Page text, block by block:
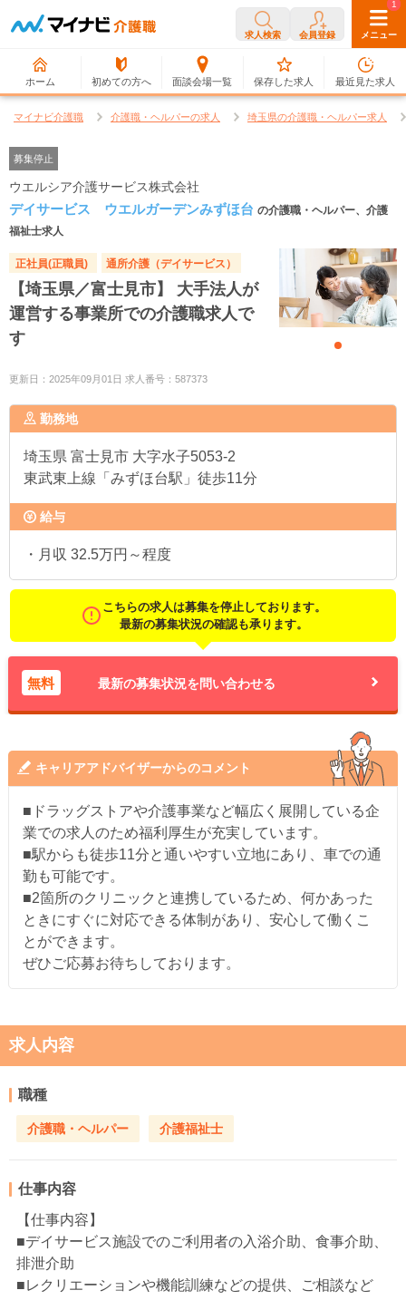
求人検索 会員登録 メニュー
ホーム 初めての方へ 面談会場一覧
0
保存した求人
1
最近見た求人
マイナビ介護職 介護職・ヘルパーの求人 埼玉県の介護職・ヘルパー求人
募集停止
ウエルシア介護サービス株式会社
デイサービス ウエルガーデンみずほ台 の介護職・ヘルパー、介護
福祉士求人
正社員(正職員) 通所介護（デイサービス）
【埼玉県／富士見市】 大手法人が
運営する事業所での介護職求人で
す
更新日：2025年09月01日 求人番号：587373
勤務地
埼玉県 富士見市 大字水子5053-2
東武東上線「みずほ台駅」徒歩11分
給与
・月収 32.5万円～程度
こちらの求人は募集を停止しております。
最新の募集状況の確認も承ります。
無料 最新の募集状況を問い合わせる
キャリアアドバイザーからのコメント
■ドラッグストアや介護事業など幅広く展開している企
業での求人のため福利厚生が充実しています。
■駅からも徒歩11分と通いやすい立地にあり、車での通
勤も可能です。
■2箇所のクリニックと連携しているため、何かあった
ときにすぐに対応できる体制があり、安心して働くこ
とができます。
ぜひご応募お待ちしております。
求人内容
職種
介護職・ヘルパー 介護福祉士
仕事内容
【仕事内容】
■デイサービス施設でのご利用者の入浴介助、食事介助、
排泄介助
■レクリエーションや機能訓練などの提供、ご相談など